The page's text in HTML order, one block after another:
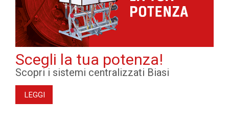
Scegli la tua potenza!
Scopri i sistemi centralizzati Biasi
LEGGI